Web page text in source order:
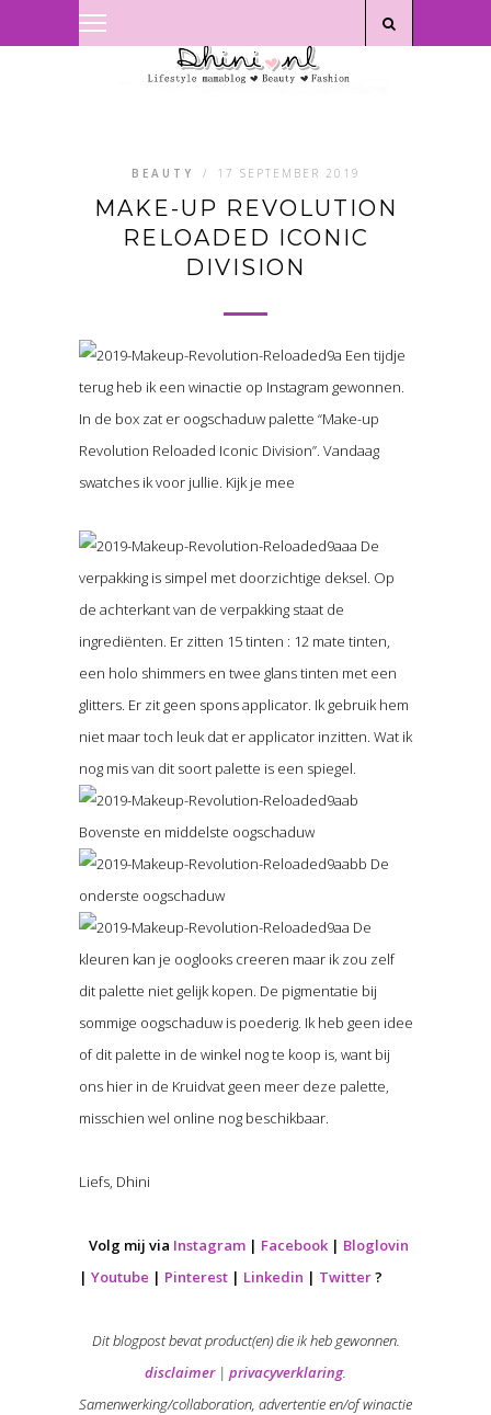
BEAUTY / 17 SEPTEMBER 2019
MAKE-UP REVOLUTION
RELOADED ICONIC
DIVISION
Een tijdje
terug heb ik een winactie op Instagram gewonnen.
In de box zat er oogschaduw palette “Make-up
Revolution Reloaded Iconic Division”. Vandaag
swatches ik voor jullie. Kijk je mee
De
verpakking is simpel met doorzichtige deksel. Op
de achterkant van de verpakking staat de
ingrediënten. Er zitten 15 tinten : 12 mate tinten,
een holo shimmers en twee glans tinten met een
glitters. Er zit geen spons applicator. Ik gebruik hem
niet maar toch leuk dat er applicator inzitten. Wat ik
nog mis van dit soort palette is een spiegel.
Bovenste en middelste oogschaduw
De
onderste oogschaduw
De
kleuren kan je ooglooks creeren maar ik zou zelf
dit palette niet gelijk kopen. De pigmentatie bij
sommige oogschaduw is poederig. Ik heb geen idee
of dit palette in de winkel nog te koop is, want bij
ons hier in de Kruidvat geen meer deze palette,
misschien wel online nog beschikbaar.
Liefs, Dhini
Volg mij via Instagram| Facebook| Bloglovin
| Youtube | Pinterest| Linkedin | Twitter?
Dit blogpost bevat product(en) die ik heb gewonnen.
disclaimer| privacyverklaring.
Samenwerking/collaboration, advertentie en/of winactie